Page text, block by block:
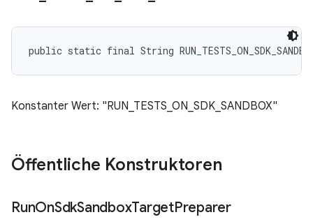
public static final String
Konstanter Wert: "RUN_TESTS_ON_SDK_SANDBOX"
Öffentliche Konstruktoren
RunOnSdkSandboxTargetPreparer